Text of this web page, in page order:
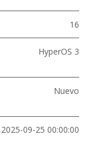
16
HyperOS 3
Nuevo
2025-09-25 00:00:00